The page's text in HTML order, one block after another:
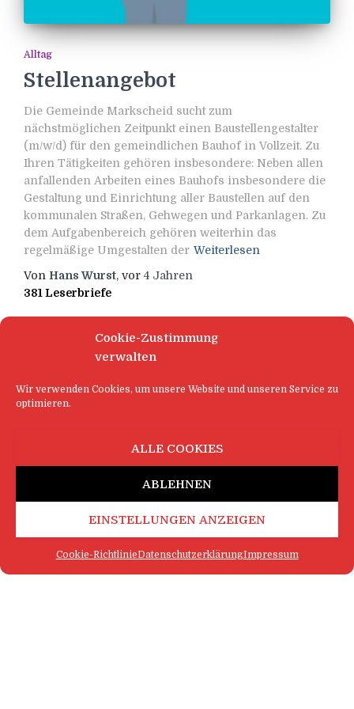
Cookie-Zustimmung
verwalten
Wir verwenden Cookies, um unsere Website und unseren Service zu
optimieren.
ALLE COOKIES
ABLEHNEN
EINSTELLUNGEN ANZEIGEN
Cookie-RichtlinieDatenschutzerklärungImpressum
Alltag
Stellenangebot
Die Gemeinde Markscheid sucht zum
nächstmöglichen Zeitpunkt einen Baustellengestalter
(m/w/d) für den gemeindlichen Bauhof in Vollzeit. Zu
Ihren Tätigkeiten gehören insbesondere: Neben allen
anfallenden Arbeiten eines Bauhofs insbesondere die
Gestaltung und Einrichtung aller Baustellen auf den
kommunalen Straßen, Gehwegen und Parkanlagen. Zu
dem Aufgabenbereich gehören weiterhin das
regelmäßige Umgestalten der Weiterlesen
Von Hans Wurst, vor4 Jahren
381 Leserbriefe